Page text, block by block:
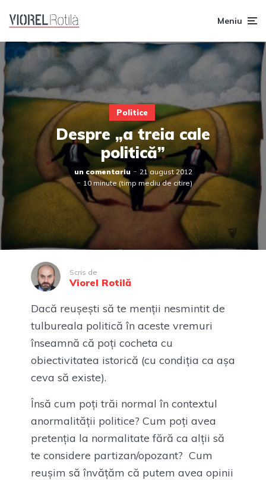
Meniu
Politice
Despre „a treia cale
politică”
un comentariu
21 august 2012
10 minute (timp mediu de citire)
Scris de
Viorel Rotilă
Dacă reușești să te menții nesmintit de
tulbureala politică în aceste vremuri
înseamnă că poți cocheta cu
obiectivitatea istorică (cu condiția ca așa
ceva să existe).
Însă cum poți trăi normal în contextul
anormalității politice? Cum poți avea
pretenția la normalitate fără ca alții să
te considere partizan/opozant? Cum
reușim să învățăm că putem avea opinii